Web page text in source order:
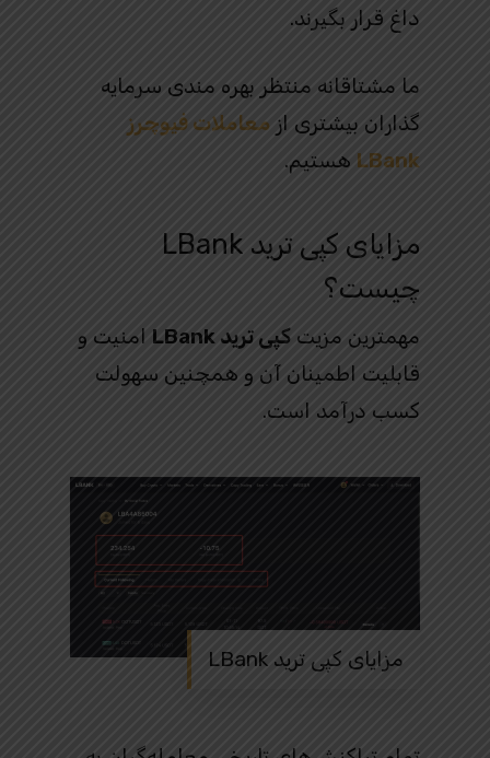
داغ قرار بگیرند.
ما مشتاقانه منتظر بهره مندی سرمایه
گذاران بیشتری از معاملات فیوچرز
LBank هستیم.
مزایای کپی ترید LBank
چیست؟
مهمترین مزیت کپی ترید LBank
امنیت و
قابلیت اطمینان آن و همچنین سهولت
کسب درآمد است.
مزایای کپی ترید LBank